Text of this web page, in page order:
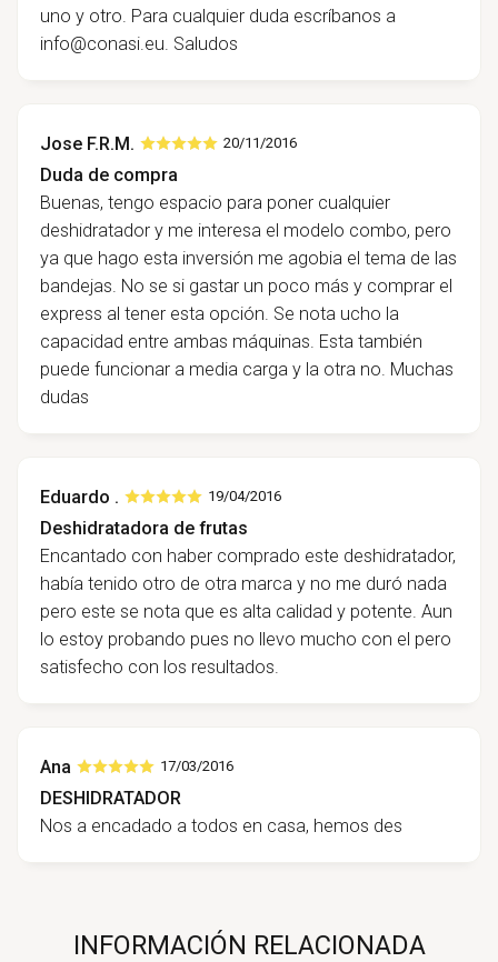
uno y otro. Para cualquier duda escríbanos a
info@conasi.eu . Saludos
Jose F.R.M. 20/11/2016
Duda de compra
Buenas, tengo espacio para poner cualquier
deshidratador y me interesa el modelo combo, pero
ya que hago esta inversión me agobia el tema de las
bandejas. No se si gastar un poco más y comprar el
express al tener esta opción. Se nota ucho la
capacidad entre ambas máquinas. Esta también
puede funcionar a media carga y la otra no. Muchas
dudas
Eduardo . 19/04/2016
Deshidratadora de frutas
Encantado con haber comprado este deshidratador,
había tenido otro de otra marca y no me duró nada
pero este se nota que es alta calidad y potente. Aun
lo estoy probando pues no llevo mucho con el pero
satisfecho con los resultados.
Ana 17/03/2016
DESHIDRATADOR
Nos a encadado a todos en casa, hemos des
INFORMACIÓN RELACIONADA